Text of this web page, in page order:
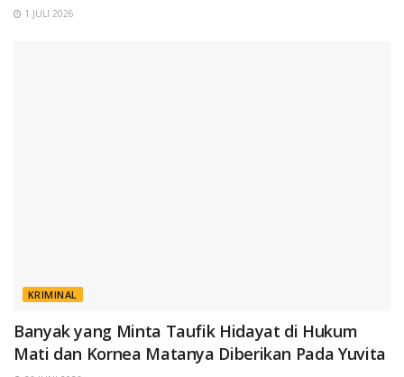
1 JULI 2026
KRIMINAL
Banyak yang Minta Taufik Hidayat di Hukum
Mati dan Kornea Matanya Diberikan Pada Yuvita